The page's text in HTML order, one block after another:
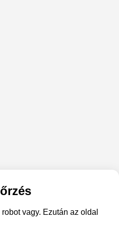
vagy. Ezután az oldal